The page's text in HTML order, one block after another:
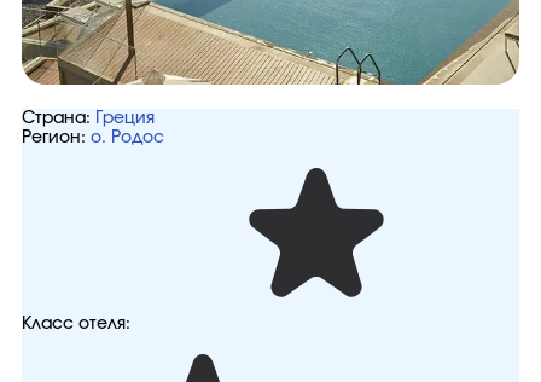
Страна:
Греция
Регион: о. Родос
Класс отеля: